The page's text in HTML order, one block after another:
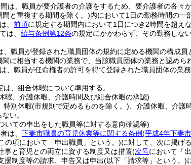
は、職員が要介護者の介護をするため、要介護者の各々
と重複する期間を除く。)内において1日の勤務時間の一
、 前項に規定する期間内において1日につき2時間を超え
は、 給与条例第12条の規定にかかわらず、その勤務しな
、職員が登録された職員団体の規約に定める機関の構成
に相当する機関の業務で、当該職員団体の業務と認め
、職員が任命権者の許可を得て登録された職員団体の業
は、組合休暇について準用する。
暇、介護休暇、介護時間及び組合休暇の承認)
特別休暇(市規則で定めるものを除く。) 、介護休暇、介
い。
いての申出をした職員等に対する意向確認等)
は、 下妻市職員の育児休業等に関する条例(平成4年下妻
の項において「申出職員」という。)に対して、次に掲げ
事と育児との両立に資する制度又は措置(次号において「
援制度等の請求、申告又は申出(以下「請求等」という。)